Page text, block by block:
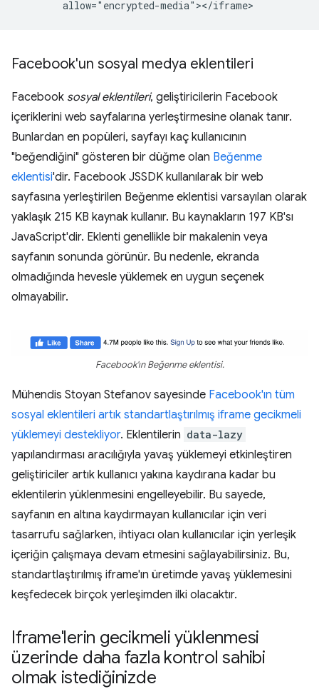
Facebook'un sosyal medya eklentileri
Facebook sosyal eklentileri, geliştiricilerin Facebook
içeriklerini web sayfalarına yerleştirmesine olanak tanır.
Bunlardan en popüleri, sayfayı kaç kullanıcının
"beğendiğini" gösteren bir düğme olan Beğenme
eklentisi'dir. Facebook JSSDK kullanılarak bir web
sayfasına yerleştirilen Beğenme eklentisi varsayılan olarak
yaklaşık 215 KB kaynak kullanır. Bu kaynakların 197 KB'sı
JavaScript'dir. Eklenti genellikle bir makalenin veya
sayfanın sonunda görünür. Bu nedenle, ekranda
olmadığında hevesle yüklemek en uygun seçenek
olmayabilir.
Facebook'ın Beğenme eklentisi.
Mühendis Stoyan Stefanov sayesinde Facebook'ın tüm
sosyal eklentileri artık standartlaştırılmış iframe gecikmeli
yüklemeyi destekliyor. Eklentilerin data-lazy
yapılandırması aracılığıyla yavaş yüklemeyi etkinleştiren
geliştiriciler artık kullanıcı yakına kaydırana kadar bu
eklentilerin yüklenmesini engelleyebilir. Bu sayede,
sayfanın en altına kaydırmayan kullanıcılar için veri
tasarrufu sağlarken, ihtiyacı olan kullanıcılar için yerleşik
içeriğin çalışmaya devam etmesini sağlayabilirsiniz. Bu,
standartlaştırılmış iframe'ın üretimde yavaş yüklemesini
keşfedecek birçok yerleşimden ilki olacaktır.
Iframe'lerin gecikmeli yüklenmesi
üzerinde daha fazla kontrol sahibi
olmak istediğinizde